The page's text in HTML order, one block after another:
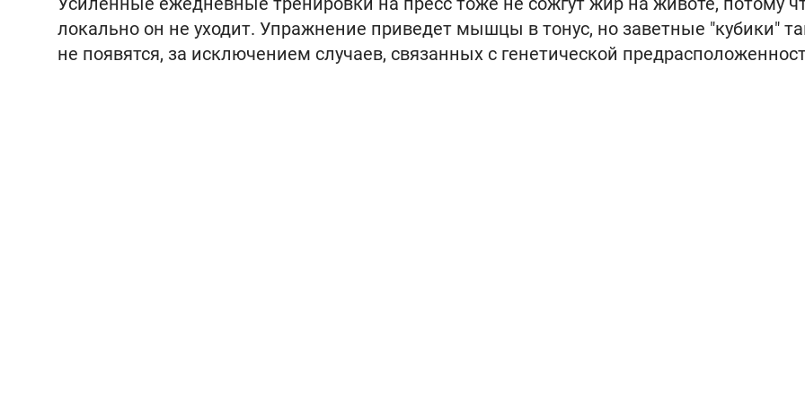
локально он не уходит. Упражнение приведет мышцы в тонус, но заветные "кубики"
не появятся, за исключением случаев, связанных с генетической